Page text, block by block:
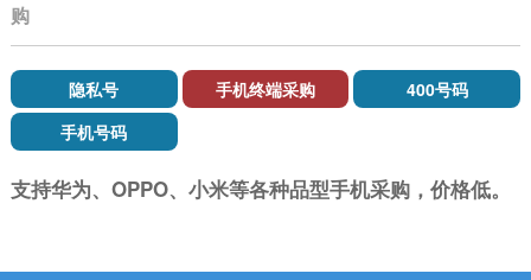
购
隐私号 手机终端采购
400号码
手机号码
支持华为、 OPPO、小米等各种品型手机采购，价格低。